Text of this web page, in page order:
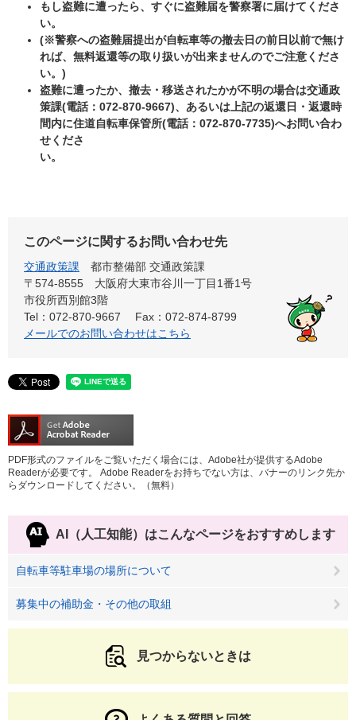
もし盗難に遭ったら、すぐに盗難届を警察署に届けてくださ
い。
(※警察への盗難届提出が自転車等の撤去日の前日以前で無け
れば、無料返還等の取り扱いが出来ませんのでご注意くださ
い。)
盗難に遭ったか、撤去・移送されたかが不明の場合は交通政
策課(電話：072-870-9667)、あるいは上記の返還日・返還時
間内に住道自転車保管所(電話：072-870-7735)へお問い合わ
せくださ
い。
このページに関するお問い合わせ先
交通政策課
都市整備部 交通政策課
〒574-8555 大阪府大東市谷川一丁目1番1号
市役所西別館3階
Tel：072-870-9667
Fax：072-874-8799
メールでのお問い合わせはこちら
PDF形式のファイルをご覧いただく場合には、Adobe社が提供するAdobe
Readerが必要です。
Adobe Readerをお持ちでない方は、バナーのリンク先か
らダウンロードしてください。（無料）
AI（人工知能）はこんなページをおすすめします
自転車等駐車場の場所について
募集中の補助金・その他の取組
見つからないときは